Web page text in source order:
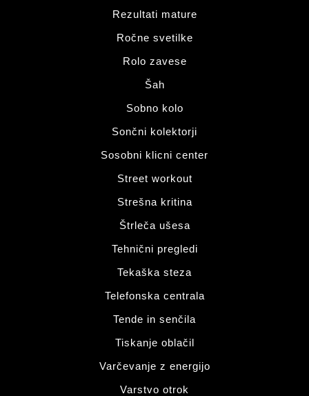
Rezultati mature
Ročne svetilke
Rolo zavese
Šah
Sobno kolo
Sončni kolektorji
Sosobni klicni center
Street workout
Strešna kritina
Štrleča ušesa
Tehnični pregledi
Tekaška steza
Telefonska centrala
Tende in senčila
Tiskanje oblačil
Varčevanje z energijo
Varstvo otrok